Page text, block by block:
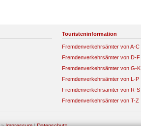
Touristeninformation
Fremdenverkehrsämter von A-C
Fremdenverkehrsämter von D-F
Fremdenverkehrsämter von G-K
Fremdenverkehrsämter von L-P
Fremdenverkehrsämter von R-S
Fremdenverkehrsämter von T-Z